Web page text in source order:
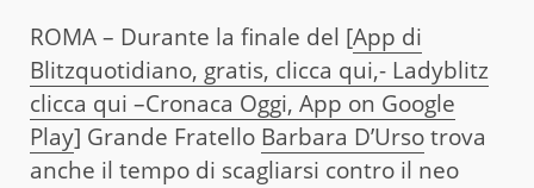
ROMA – Durante la finale del [App di
Blitzquotidiano, gratis, clicca qui,- Ladyblitz
clicca qui –Cronaca Oggi, App on Google
Play] Grande Fratello Barbara D’Ursotrova
anche il tempo di scagliarsi contro il neo